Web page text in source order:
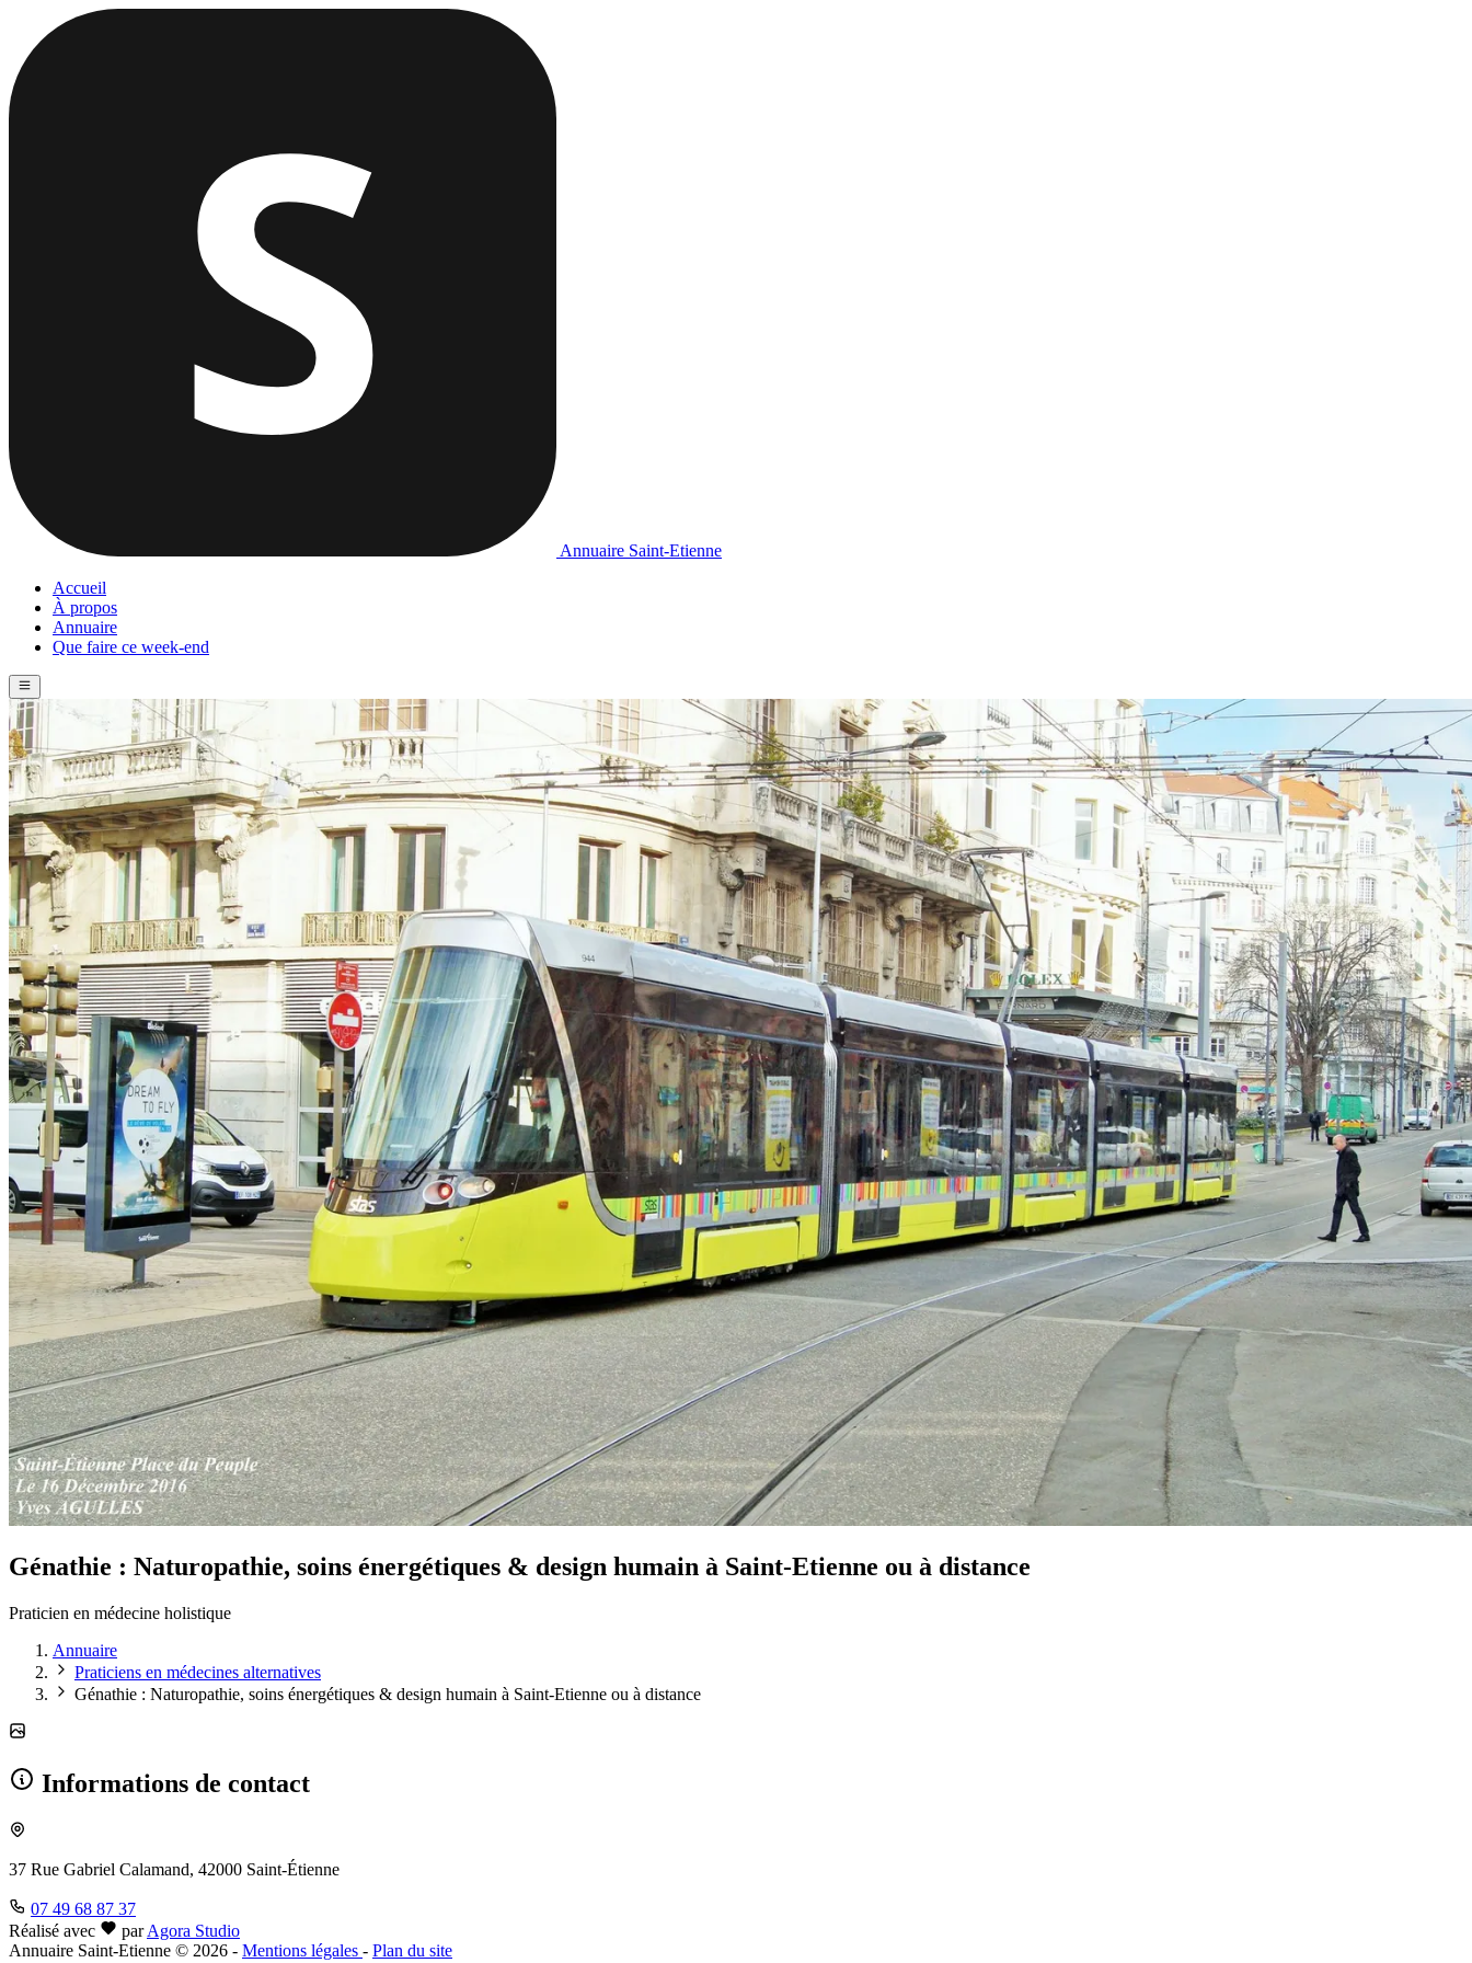
Annuaire Saint-Etienne
Accueil
À propos
Annuaire
Que faire ce week-end
Génathie : Naturopathie, soins énergétiques & design humain à Saint-Etienne ou à distance
Praticien en médecine holistique
Annuaire
Praticiens en médecines alternatives
Génathie : Naturopathie, soins énergétiques & design humain à Saint-Etienne ou à distance
Informations de contact
37 Rue Gabriel Calamand, 42000 Saint-Étienne
07 49 68 87 37
Réalisé avec
par Agora Studio
Annuaire Saint-Etienne © 2026 - Mentions légales - Plan du site